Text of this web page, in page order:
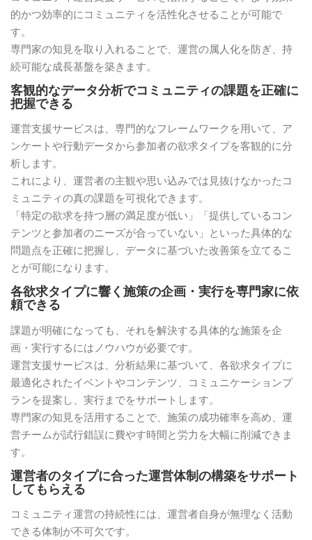
的かつ効率的にコミュニティを活性化させることが可能で
す。
専門家の知見を取り入れることで、運営の属人化を防ぎ、持
続可能な成長基盤を築きます。
客観的なデータ分析でコミュニティの課題を正確に
把握できる
運営支援サービスは、専門的なフレームワークを用いて、ア
ンケートや行動データから参加者の欲求タイプを客観的に分
析します。
これにより、運営者の主観や思い込みでは見抜けなかったコ
ミュニティの真の課題を可視化できます。
「特定の欲求を持つ層の満足度が低い」「提供しているコン
テンツと参加者のニーズが合っていない」といった具体的な
問題点を正確に把握し、データに基づいた改善策を立てるこ
とが可能になります。
各欲求タイプに響く施策の企画・実行を専門家に依
頼できる
課題が明確になっても、それを解決する具体的な施策を企
画・実行するにはノウハウが必要です。
運営支援サービスは、分析結果に基づいて、各欲求タイプに
最適化されたイベントやコンテンツ、コミュニケーションプ
ランを提案し、実行までをサポートします。
専門家の知見を活用することで、施策の成功確率を高め、運
営チームが試行錯誤に費やす時間と労力を大幅に削減できま
す。
運営者のタイプに合った運営体制の構築をサポート
してもらえる
コミュニティ運営の持続性には、運営者自身が無理なく活動
できる体制が不可欠です。